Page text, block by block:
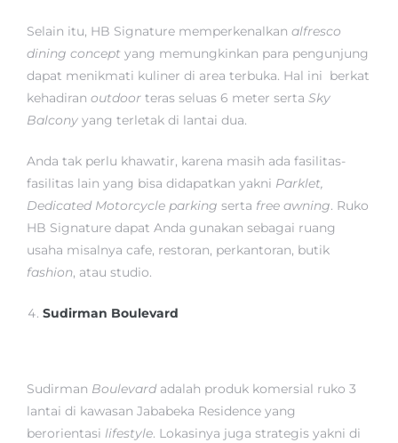
Selain itu, HB Signature memperkenalkan alfresco
dining concept yang memungkinkan para pengunjung
dapat menikmati kuliner di area terbuka. Hal ini berkat
kehadiran outdoor teras seluas 6 meter serta Sky
Balcony yang terletak di lantai dua.
Anda tak perlu khawatir, karena masih ada fasilitas-
fasilitas lain yang bisa didapatkan yakni Parklet,
Dedicated Motorcycle parking serta free awning. Ruko
HB Signature dapat Anda gunakan sebagai ruang
usaha misalnya cafe, restoran, perkantoran, butik
fashion, atau studio.
Sudirman Boulevard
Sudirman Boulevard adalah produk komersial ruko 3
lantai di kawasan Jababeka Residence yang
berorientasi lifestyle. Lokasinya juga strategis yakni di